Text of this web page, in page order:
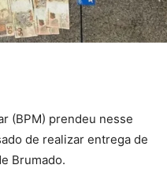
(BPM) prendeu nesse
de realizar entrega de
Brumado.